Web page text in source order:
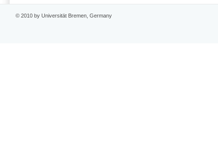
© 2010 by Universität Bremen, Germany